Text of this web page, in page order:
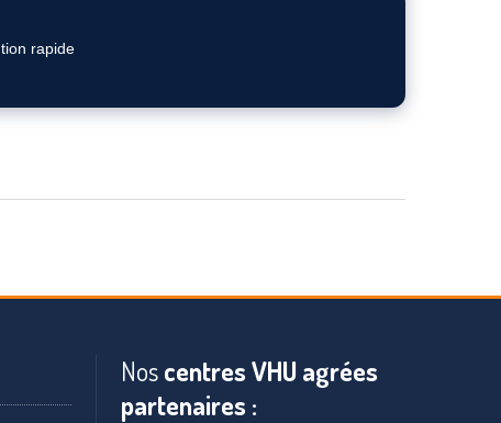
rapide
Noscentres VHU agrées
partenaires :